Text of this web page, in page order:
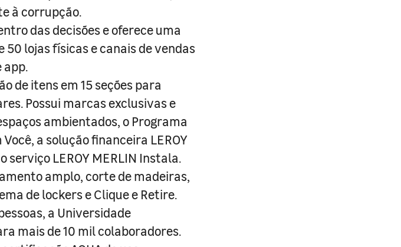
à corrupção.
das decisões e oferece uma
lojas físicas e canais de vendas
de itens em 15 seções para
Possui marcas exclusivas e
ambientados, o Programa
a solução financeira LEROY
serviço LEROY MERLIN Instala.
amplo, corte de madeiras,
de lockers e Clique e Retire.
a Universidade
mais de 10 mil colaboradores.